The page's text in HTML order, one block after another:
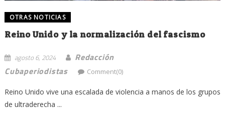
OTRAS NOTICIAS
Reino Unido y la normalización del fascismo
agosto 6, 2024
Redacción
Cubaperiodistas
Comment(0)
Reino Unido vive una escalada de violencia a manos de los grupos
de ultraderecha ...